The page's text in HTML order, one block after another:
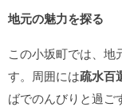
地元の魅力を探る
この小坂町では、地
す。周囲には疏水百
ばでのんびりと過ご